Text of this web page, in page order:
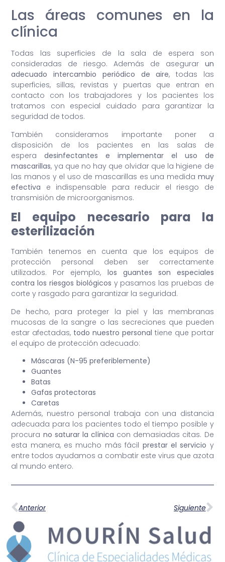
Las áreas comunes en la
clínica
Todas las superficies de la sala de espera son
consideradas de riesgo. Además de asegurar un
adecuado intercambio periódico de aire, todas las
superficies, sillas, revistas y puertas que entran en
contacto con los trabajadores y los pacientes los
tratamos con especial cuidado para garantizar la
seguridad de todos.
También consideramos importante poner a
disposición de los pacientes en las salas de
esperadesinfectantes e implementar el uso de
mascarillas, ya que no hay que olvidar que la higiene de
las manos y el uso de mascarillas es una medida muy
efectiva e indispensable para reducir el riesgo de
transmisión de microorganismos.
El equipo necesario para la
esterilización
También tenemos en cuenta que los equipos de
protección personal deben ser correctamente
utilizados. Por ejemplo, los guantes son especiales
contra los riesgos biológicos y pasamos las pruebas de
corte y rasgado para garantizar la seguridad.
De hecho, para proteger la piel y las membranas
mucosas de la sangre o las secreciones que pueden
estar afectadas, todo nuestro personal tiene que portar
el equipo de protección adecuado:
Máscaras (N-95 preferiblemente)
Guantes
Batas
Gafas protectoras
Caretas
Además, nuestro personal trabaja con una distancia
adecuada para los pacientes todo el tiempo posible y
procura no saturar la clínica con demasiadas citas. De
esta manera, es mucho más fácil prestar el servicio y
entre todos ayudamos a combatir este virus que azota
al mundo entero.
Anterior Siguiente